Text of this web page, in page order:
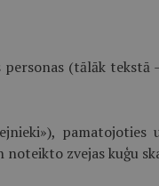
(tālāk
zvejas kuģu